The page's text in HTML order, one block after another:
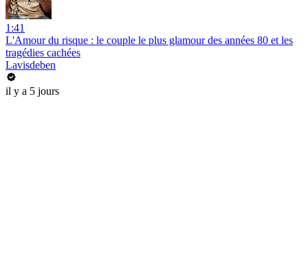
1:41
L'Amour du risque : le couple le plus glamour des années 80 et les
tragédies cachées
Lavisdeben
il y a 5 jours